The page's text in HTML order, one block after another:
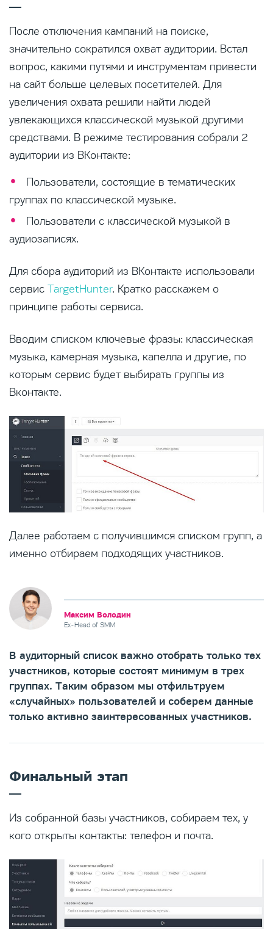
После отключения кампаний на поиске,
значительно сократился охват аудитории. Встал
вопрос, какими путями и инструментам привести
на сайт больше целевых посетителей. Для
увеличения охвата решили найти людей
увлекающихся классической музыкой другими
средствами. В режиме тестирования собрали 2
аудитории из ВКонтакте:
Пользователи, состоящие в тематических
группах по классической музыке.
Пользователи с классической музыкой в
аудиозаписях.
Для сбора аудиторий из ВКонтакте использовали
сервис TargetHunter. Кратко расскажем о
принципе работы сервиса.
Вводим списком ключевые фразы: классическая
музыка, камерная музыка, капелла и другие, по
которым сервис будет выбирать группы из
Вконтакте.
Далее работаем с получившимся списком групп, а
именно отбираем подходящих участников.
Максим Володин
Ex-Head of SMM
В аудиторный список важно отобрать только тех
участников, которые состоят минимум в трех
группах. Таким образом мы отфильтруем
«случайных» пользователей и соберем данные
только активно заинтересованных участников.
Финальный этап
Из собранной базы участников, собираем тех, у
кого открыты контакты: телефон и почта.